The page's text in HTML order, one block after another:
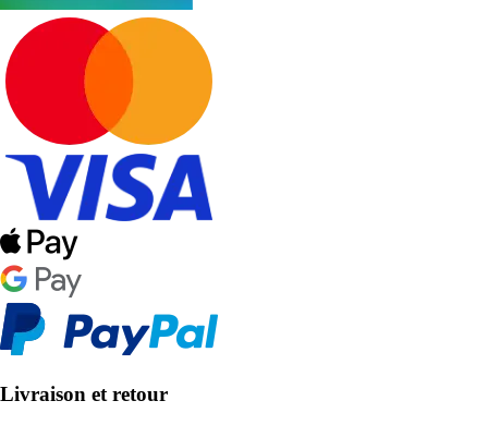
Livraison et retour